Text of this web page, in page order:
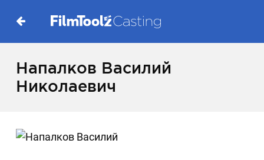
Напалков Василий
Николаевич